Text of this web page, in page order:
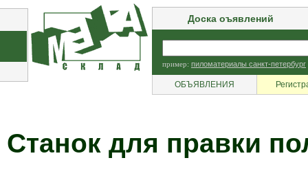
Доска оъявлений
пример: пиломатериалы санкт-петербург
ОБЪЯВЛЕНИЯ
Станок для правки